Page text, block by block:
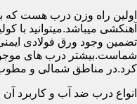
آهنکشی میباشد.میتوانید با
تضمین وجود ورق فولادی
کرد.در مناطق شمالی و
انواع درب ضد آب و کاربرد